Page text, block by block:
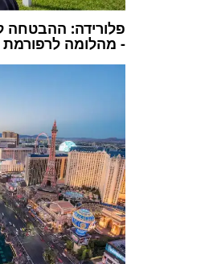
פלורידה: ההבטחה
- מהלומה